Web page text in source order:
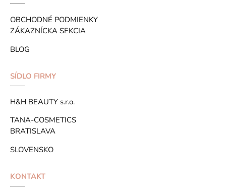
OBCHODNÉ PODMIENKY
ZÁKAZNÍCKA SEKCIA
BLOG
SÍDLO FIRMY
H&H BEAUTY s.r.o.
TANA-COSMETICS
BRATISLAVA
SLOVENSKO
KONTAKT